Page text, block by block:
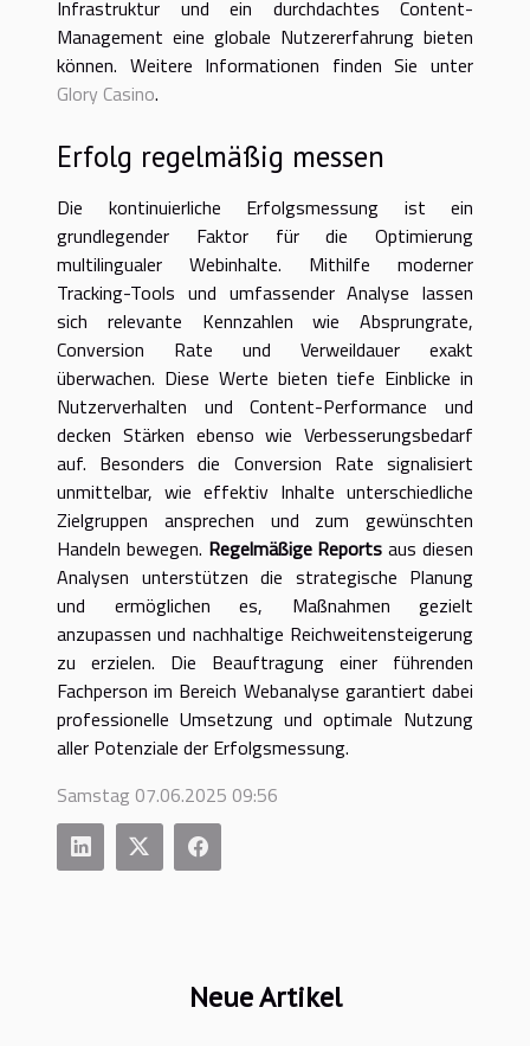
Infrastruktur und ein durchdachtes Content-
Management eine globale Nutzererfahrung bieten
können. Weitere Informationen finden Sie unter
Glory Casino.
Erfolg regelmäßig messen
Die kontinuierliche Erfolgsmessung ist ein
grundlegender Faktor für die Optimierung
multilingualer Webinhalte. Mithilfe moderner
Tracking-Tools und umfassender Analyse lassen
sich relevante Kennzahlen wie Absprungrate,
Conversion Rate und Verweildauer exakt
überwachen. Diese Werte bieten tiefe Einblicke in
Nutzerverhalten und Content-Performance und
decken Stärken ebenso wie Verbesserungsbedarf
auf. Besonders die Conversion Rate signalisiert
unmittelbar, wie effektiv Inhalte unterschiedliche
Zielgruppen ansprechen und zum gewünschten
Handeln bewegen. Regelmäßige Reports aus diesen
Analysen unterstützen die strategische Planung
und ermöglichen es, Maßnahmen gezielt
anzupassen und nachhaltige Reichweitensteigerung
zu erzielen. Die Beauftragung einer führenden
Fachperson im Bereich Webanalyse garantiert dabei
professionelle Umsetzung und optimale Nutzung
aller Potenziale der Erfolgsmessung.
Samstag 07.06.2025 09:56
Neue Artikel